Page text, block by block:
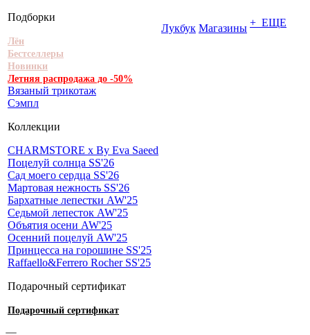
Подборки
Лён
Бестселлеры
Новинки
Летняя распродажа до -50%
Вязаный трикотаж
Сэмпл
Коллекции
CHARMSTORE х By Eva Saeed
Поцелуй солнца SS'26
Сад моего сердца SS'26
Мартовая нежность SS'26
Бархатные лепестки AW'25
Седьмой лепесток AW'25
Объятия осени AW'25
Осенний поцелуй AW'25
Принцесса на горошине SS'25
Raffaello&Ferrero Rocher SS'25
Подарочный сертификат
Подарочный сертификат
Лукбук Магазины + ЕЩЕ